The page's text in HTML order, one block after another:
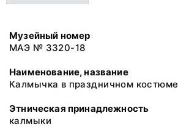
Музейный номер
МАЭ № 3320-18
Наименование, название
Калмычка в праздничном костюме
Этническая принадлежность
калмыки